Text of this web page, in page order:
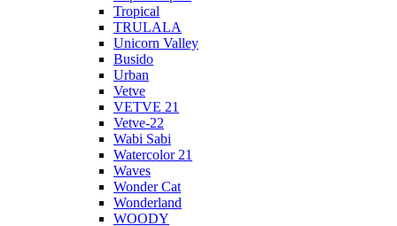
Tropical
TRULALA
Unicorn Valley
Busido
Urban
Vetve
VETVE 21
Vetve-22
Wabi Sabi
Watercolor 21
Waves
Wonder Cat
Wonderland
WOODY